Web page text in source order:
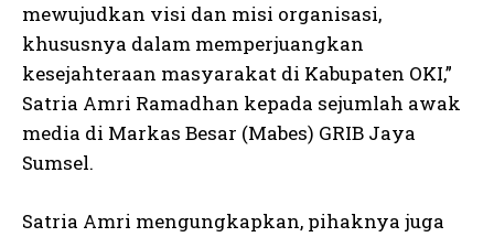
mewujudkan visi dan misi organisasi,
khususnya dalam memperjuangkan
kesejahteraan masyarakat di Kabupaten OKI,”
Satria Amri Ramadhan kepada sejumlah awak
media di Markas Besar (Mabes) GRIB Jaya
Sumsel.
Satria Amri mengungkapkan, pihaknya juga